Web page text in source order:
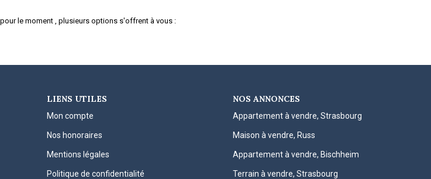
le moment , plusieurs options s'offrent à vous :
LIENS UTILES
Mon compte
Nos honoraires
Mentions légales
Politique de confidentialité
NOS ANNONCES
Appartement à vendre, Strasbourg
Maison à vendre, Russ
Appartement à vendre, Bischheim
Terrain à vendre, Strasbourg